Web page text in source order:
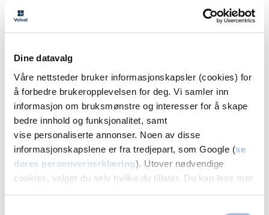
Dine datavalg
Våre nettsteder bruker informasjonskapsler (cookies) for
å forbedre brukeropplevelsen for deg. Vi samler inn
informasjon om bruksmønstre og interesser for å skape
bedre innhold og funksjonalitet, samt
vise personaliserte annonser. Noen av disse
informasjonskapslene er fra tredjepart, som Google (se
deres personvernerklæring). Utover nødvendige
cookies, velger du selv hvilke du tillater. Du kan lese mer
om Volvats bruk av cookies ivår personvernerklæring.
Andre årsaker til tinnitus
Symptomer på tinnitus kan oppstå etter en
nødvendigvis at infeksjonen er årsaken til plagene.
Tinnitus kan skyldes:
Aldersbetinget hørseltap
Ørevoks
Autoimmune sykdommer
Bivirkning av medisiner
Sirkulasjonsproblemer som hjertesykdom eller